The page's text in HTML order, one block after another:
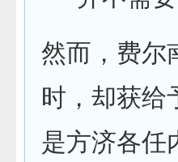
然而，费尔
时，却获给
是方济各任